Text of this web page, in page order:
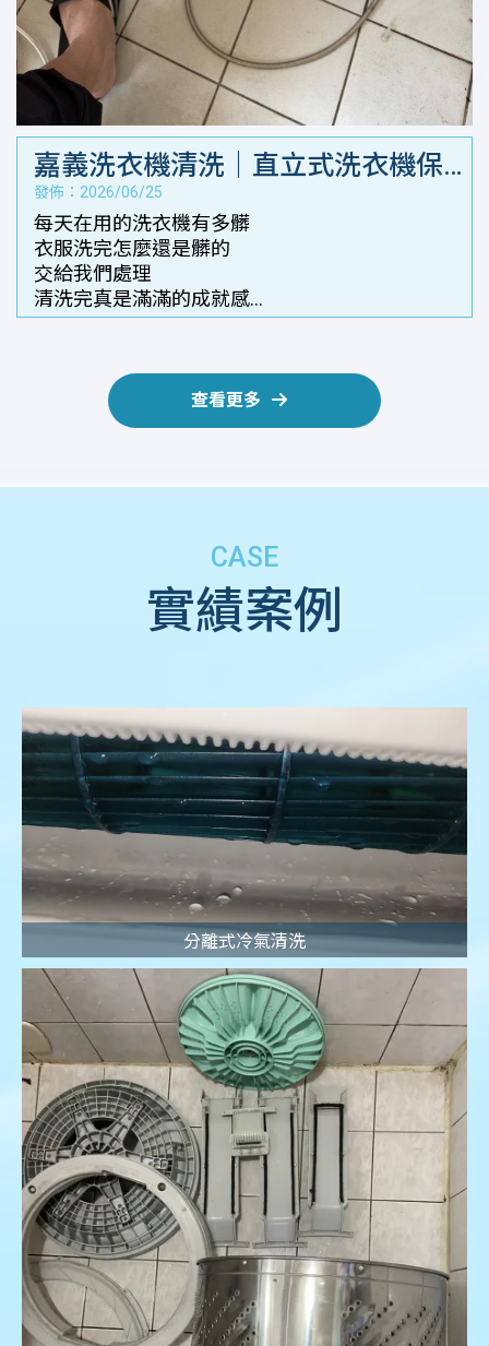
嘉義洗衣機清洗｜直立式洗衣機保
養
發佈：2026/06/25
每天在用的洗衣機有多髒
衣服洗完怎麼還是髒的
交給我們處理
清洗完真是滿滿的成就感
就像新的一樣
查看更多
實績案例
分離式冷氣清洗